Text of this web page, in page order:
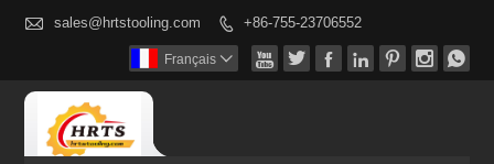
 sales@hrtstooling.com  +86-755-23706552
      
Français 